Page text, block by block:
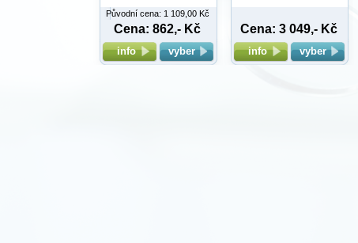
Původní cena: 1 109,00 Kč
Cena: 862,- Kč
info vyber
Cena: 3 049,- Kč
info vyber